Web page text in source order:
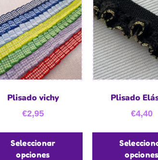
Plisado vichy
€2,95
Seleccionar
opciones
Plisado
€4,40